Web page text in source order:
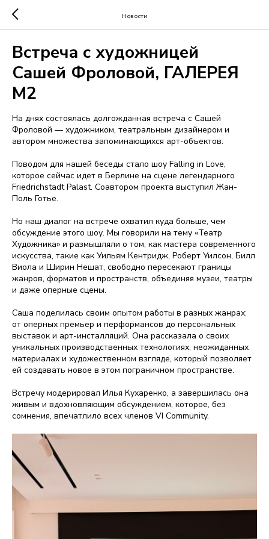
Новости
Встреча с художницей
Сашей Фроловой, ГАЛЕРЕЯ
М2
На днях состоялась долгожданная встреча с Сашей
Фроловой — художником, театральным дизайнером и
автором множества запоминающихся арт-объектов.
Поводом для нашей беседы стало шоу Falling in Love,
которое сейчас идет в Берлине на сцене легендарного
Friedrichstadt Palast. Соавтором проекта выступил Жан-
Поль Готье.
Но наш диалог на встрече охватил куда больше, чем
обсуждение этого шоу. Мы говорили на тему «Театр
Художника» и размышляли о том, как мастера современного
искусства, такие как Уильям Кентридж, Роберт Уилсон, Билл
Виола и Ширин Нешат, свободно пересекают границы
жанров, форматов и пространств, объединяя музеи, театры
и даже оперные сцены.
Саша поделилась своим опытом работы в разных жанрах:
от оперных премьер и перформансов до персональных
выставок и арт-инсталляций. Она рассказала о своих
уникальных производственных технологиях, неожиданных
материалах и художественном взгляде, который позволяет
ей создавать новое в этом пограничном пространстве.
Встречу модерировал Илья Кухаренко, а завершилась она
живым и вдохновляющим обсуждением, которое, без
сомнения, впечатлило всех членов VI Community.